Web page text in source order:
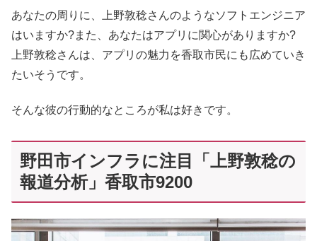
あなたの周りに、上野敦稔さんのようなソフトエンジニア
はいますか?また、あなたはアプリに関心がありますか?
上野敦稔さんは、アプリの魅力を香取市民にも広めていき
たいそうです。
そんな彼の行動的なところが私は好きです。
野田市インフラに注目「上野敦稔の
報道分析」香取市9200